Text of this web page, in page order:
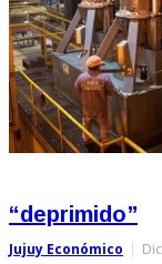
“deprimido”
Jujuy Económico